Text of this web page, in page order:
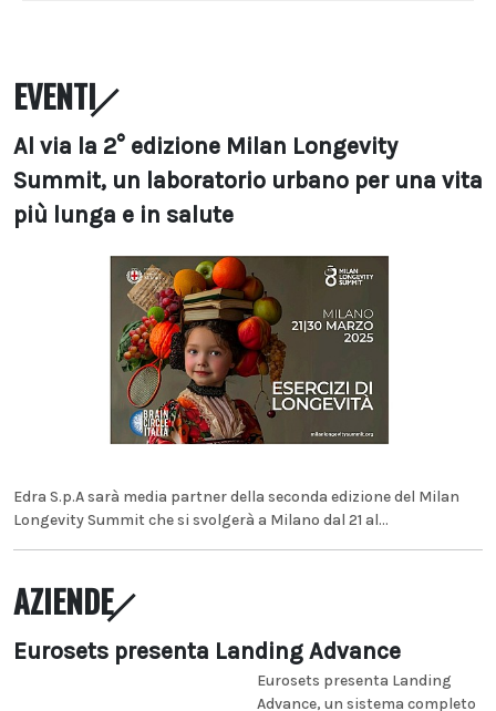
EVENTI
Al via la 2° edizione Milan Longevity
Summit, un laboratorio urbano per una vita
più lunga e in salute
Edra S.p.A sarà media partner della seconda edizione del Milan
Longevity Summit che si svolgerà a Milano dal 21 al...
AZIENDE
Eurosets presenta Landing Advance
Eurosets presenta Landing
Advance, un sistema completo